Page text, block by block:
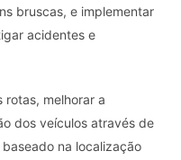
bruscas, e implementar
acidentes e
rotas, melhorar a
dos veículos através de
na localização